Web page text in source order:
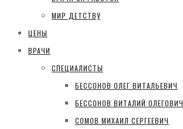
МИР ДЕТСТВУ
ЦЕНЫ
ВРАЧИ
СПЕЦИАЛИСТЫ
БЕССОНОВ ОЛЕГ ВИТАЛЬЕВИЧ
БЕССОНОВ ВИТАЛИЙ ОЛЕГОВИЧ
СОМОВ МИХАИЛ СЕРГЕЕВИЧ